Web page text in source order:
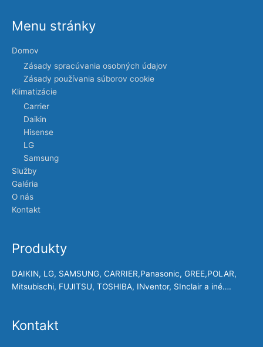
Menu stránky
Domov
Zásady spracúvania osobných údajov
Zásady používania súborov cookie
Klimatizácie
Carrier
Daikin
Hisense
LG
Samsung
Služby
Galéria
O nás
Kontakt
Produkty
DAIKIN, LG, SAMSUNG, CARRIER,Panasonic, GREE,POLAR,
Mitsubischi, FUJITSU, TOSHIBA, INventor, SInclair a iné….
Kontakt